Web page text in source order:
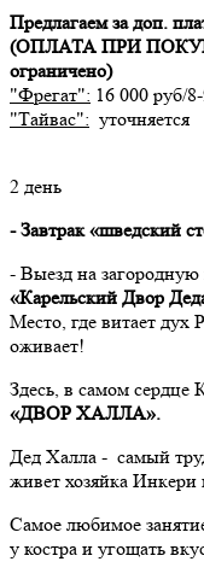
Предлагаем за доп.
(ОПЛАТА ПРИ
ограничено)
"Фрегат": 16 000 руб/
"Тайвас": уточняется
2 день
- Завтрак «шведский
- Выезд на
«Карельский Двор
Место, где витает дух
оживает!
Здесь, в самом сердце
«ДВОР ХАЛЛА».
Дед Халла - самый
живет хозяйка
Самое любимое
у костра и угощать